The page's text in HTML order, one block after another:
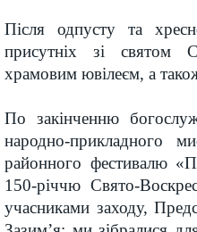
Після одпусту та
присутніх зі святом
храмовим ювілеєм, а
По закінченню
народно-прикладного
районного фестивалю
150-річчю Свято-
учасниками заходу,